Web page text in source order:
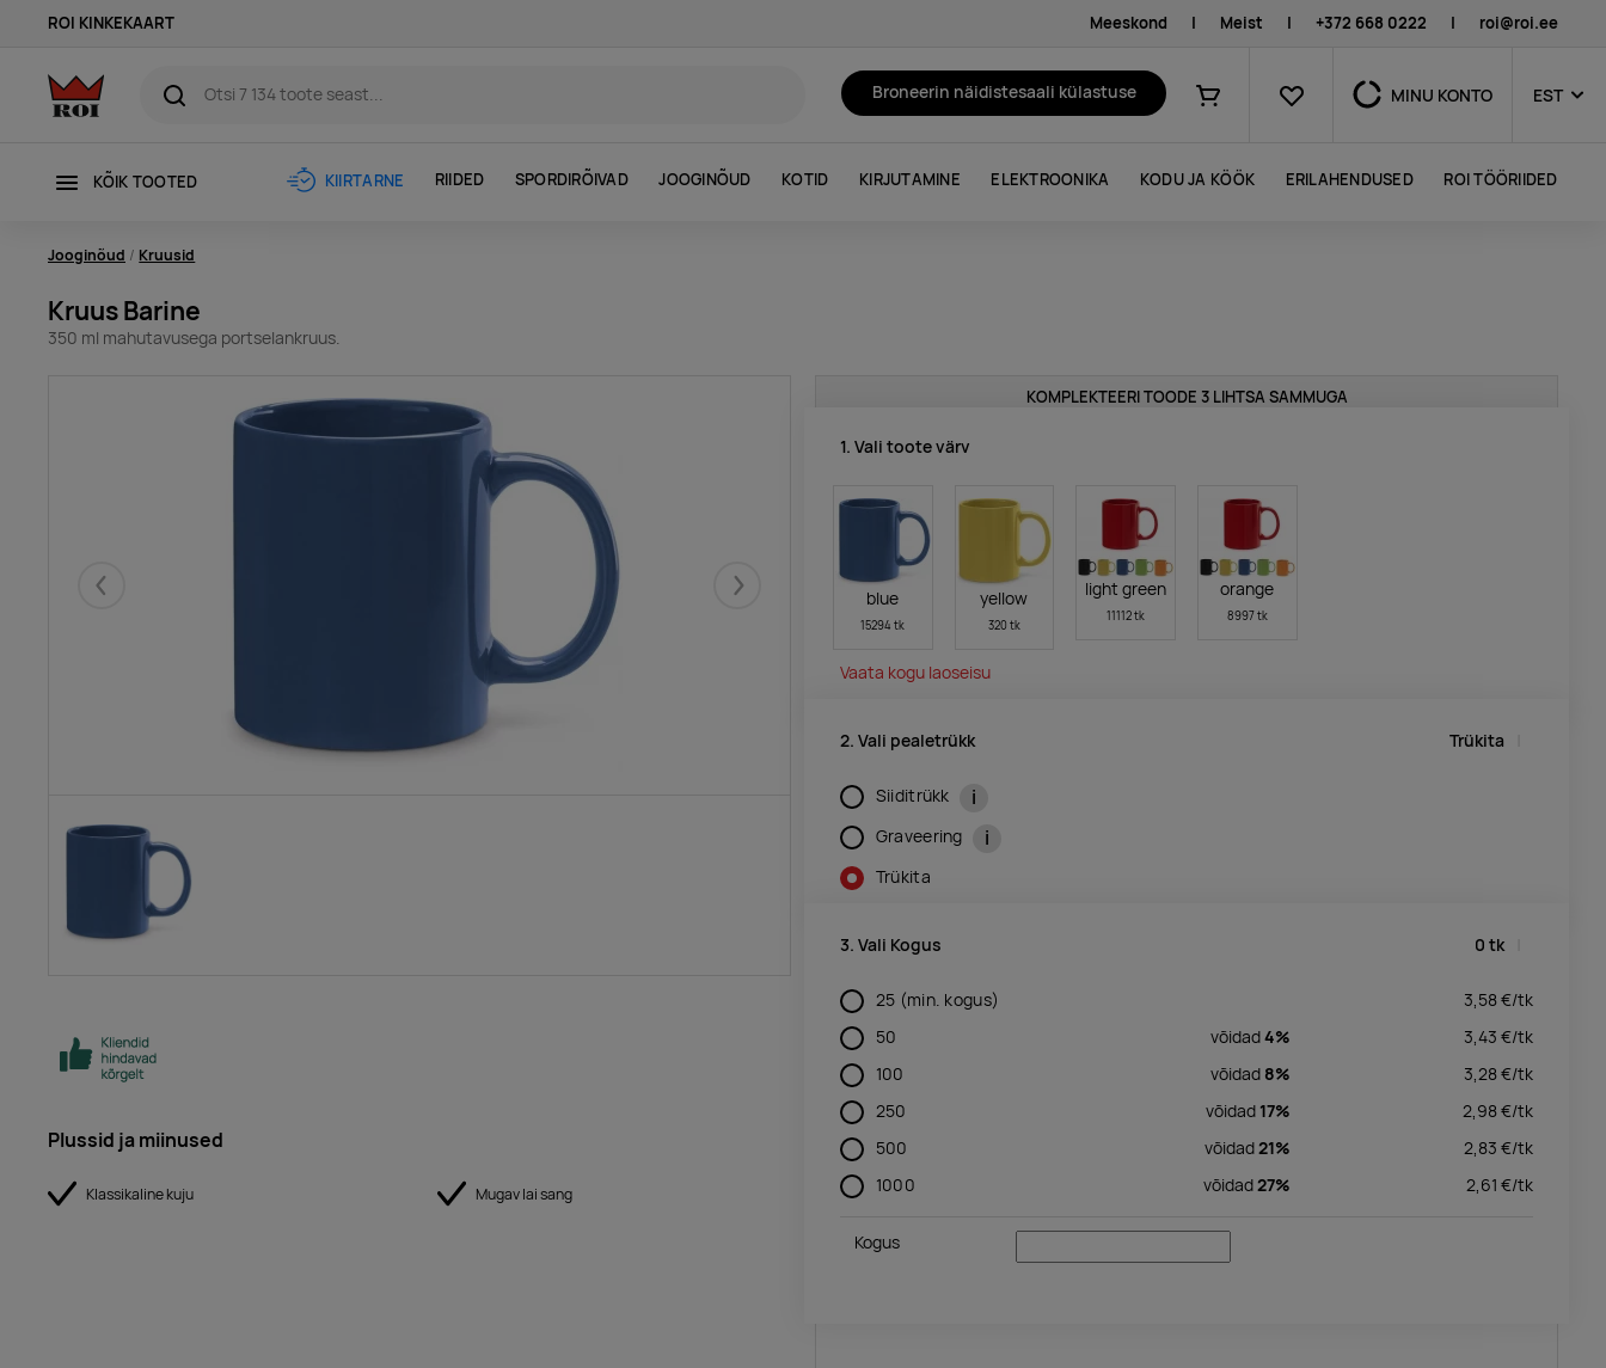
ROI KINKEKAART Meeskond | Meist | +372 668 0222 | roi@roi.ee
Broneerin näidistesaali külastuse
Ostukorv
Lemmikud MINU KONTO EST
KÕIK TOOTED KIIRTARNE RIIDED SPORDIRÕIVAD JOOGINÕUD KOTID KIRJUTAMINE ELEKTROONIKA KODU JA KÖÖK ERILAHENDUSED ROI TÖÖRIIDED
Jooginõud Kruusid
Kruus Barine
350 ml mahutavusega portselankruus.
Eelmised Järgmised
Plussid ja miinused
Klassikaline kuju Mugav lai sang
KOMPLEKTEERI TOODE 3 LIHTSA SAMMUGA
1. Vali toote värv
blue
15294 tk
yellow
320 tk
light green
11112 tk
orange
8997 tk
Vaata kogu laoseisu
2. Vali pealetrükk Trükita
Siiditrükk i
Graveering i
Trükita
3. Vali Kogus 0 tk
25 (min. kogus) 3,58€/tk
50
võidad4% 3,43 €/tk
100
võidad 8% 3,28€/tk
250
võidad 17% 2,98€/tk
500
võidad 21% 2,83 €/tk
1000
võidad 27% 2,61 €/tk
Kogus